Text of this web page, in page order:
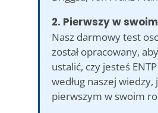
2. Pierwszy w
Nasz darmowy test
został opracowany,
ustalić, czy jesteś ENTP
według naszej wiedzy,
pierwszym w swoim